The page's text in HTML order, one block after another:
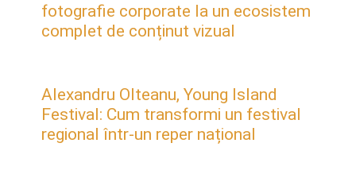
fotografie corporate la un ecosistem
complet de conținut vizual
Alexandru Olteanu, Young Island
Festival: Cum transformi un festival
regional într-un reper național